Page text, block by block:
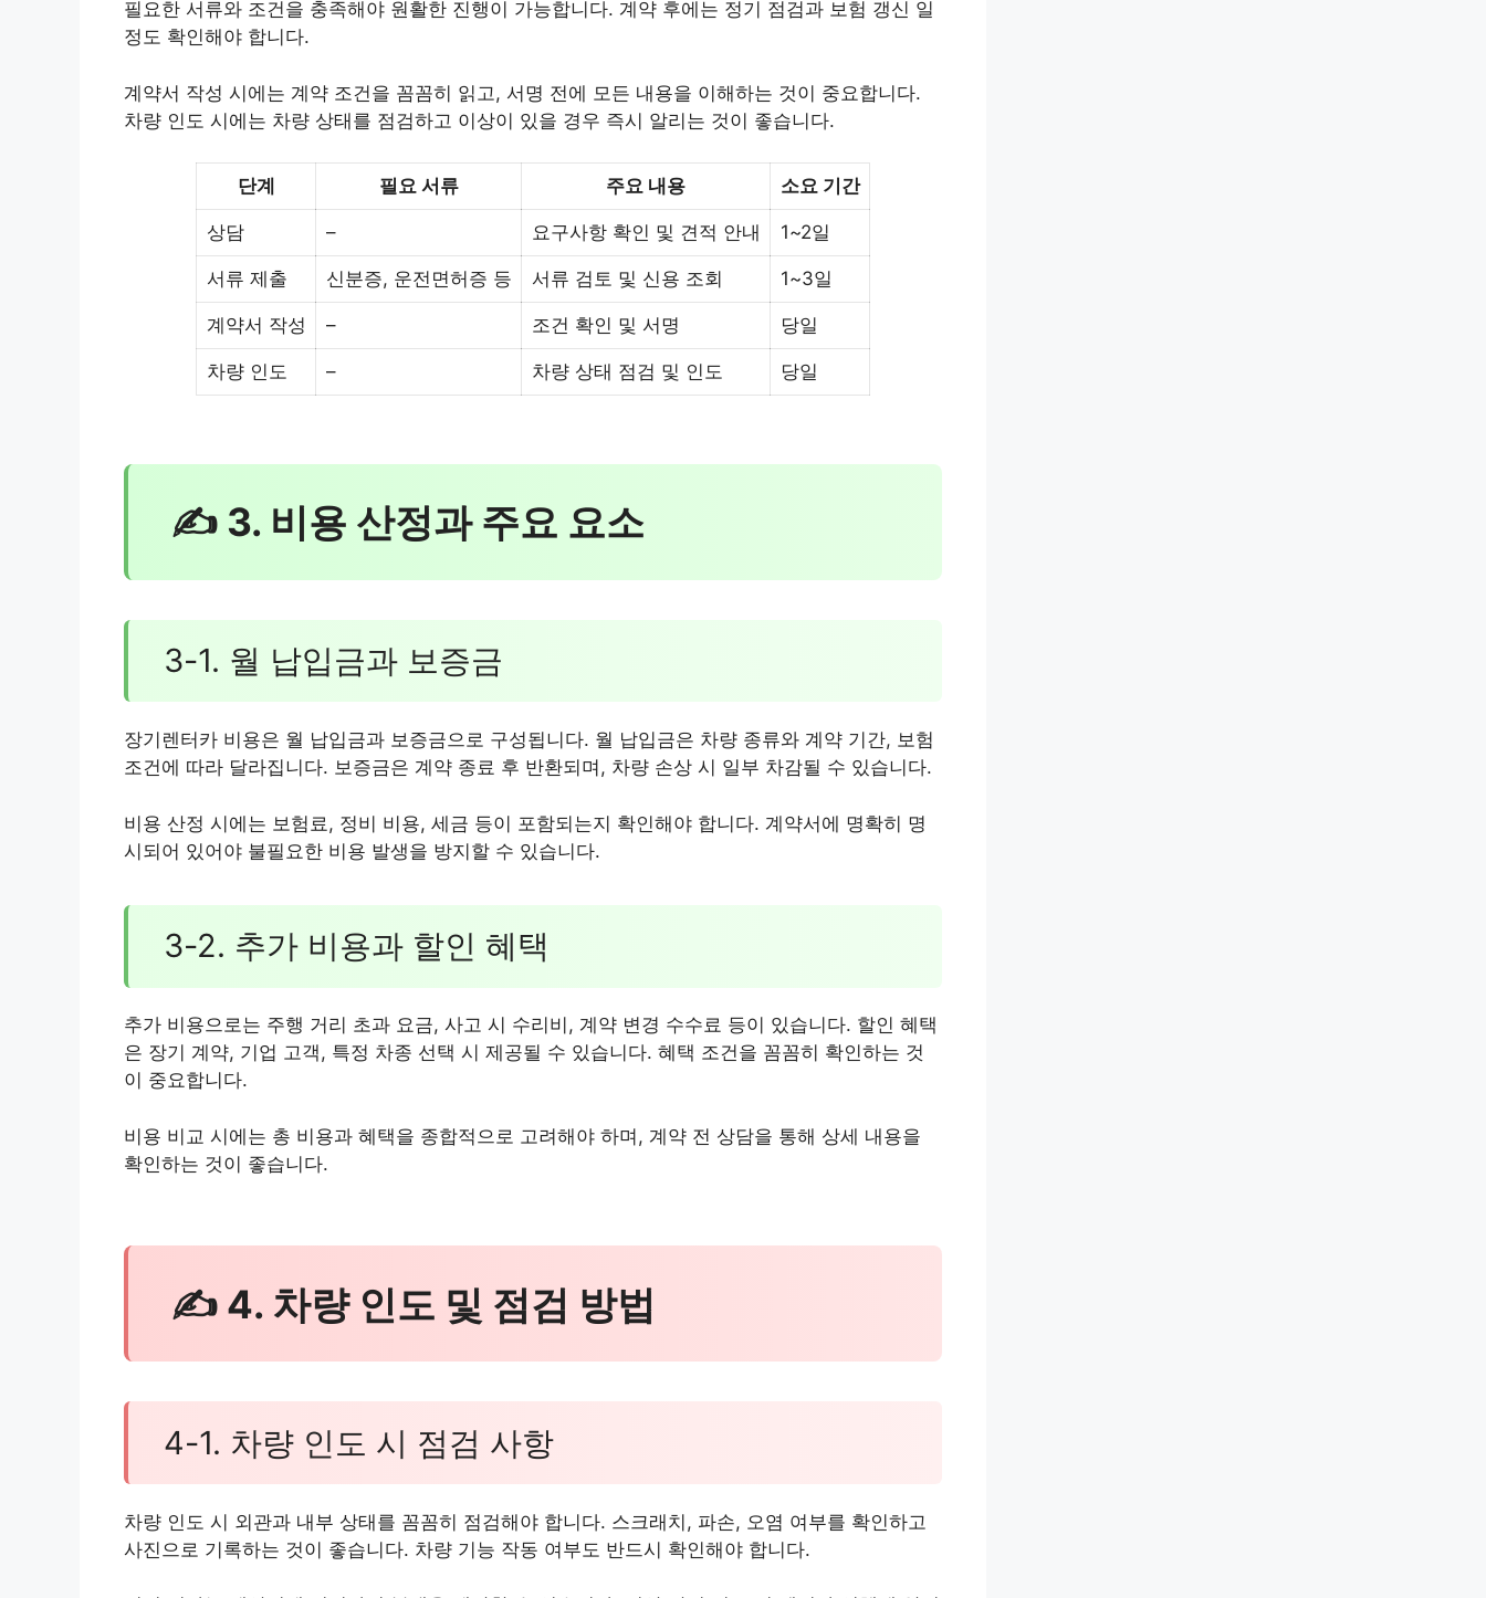
필요한 서류와 조건을 충족해야 원활한 진행이 가능합니다. 계약 후에는 정기 점검과 보험 갱신 일
정도 확인해야 합니다.
계약서 작성 시에는 계약 조건을 꼼꼼히 읽고, 서명 전에 모든 내용을 이해하는 것이 중요합니다.
차량 인도 시에는 차량 상태를 점검하고 이상이 있을 경우 즉시 알리는 것이 좋습니다.
단계 필요 서류 주요 내용 소요 기간
상담 – 요구사항 확인 및 견적 안내 1~2일
서류 제출 신분증, 운전면허증 등 서류 검토 및 신용 조회 1~3일
계약서 작성 – 조건 확인 및 서명 당일
차량 인도 – 차량 상태 점검 및 인도 당일
✍ 3. 비용 산정과 주요 요소
3-1. 월 납입금과 보증금
장기렌터카 비용은 월 납입금과 보증금으로 구성됩니다. 월 납입금은 차량 종류와 계약 기간, 보험
조건에 따라 달라집니다. 보증금은 계약 종료 후 반환되며, 차량 손상 시 일부 차감될 수 있습니다.
비용 산정 시에는 보험료, 정비 비용, 세금 등이 포함되는지 확인해야 합니다. 계약서에 명확히 명
시되어 있어야 불필요한 비용 발생을 방지할 수 있습니다.
3-2. 추가 비용과 할인 혜택
추가 비용으로는 주행 거리 초과 요금, 사고 시 수리비, 계약 변경 수수료 등이 있습니다. 할인 혜택
은 장기 계약, 기업 고객, 특정 차종 선택 시 제공될 수 있습니다. 혜택 조건을 꼼꼼히 확인하는 것
이 중요합니다.
비용 비교 시에는 총 비용과 혜택을 종합적으로 고려해야 하며, 계약 전 상담을 통해 상세 내용을
확인하는 것이 좋습니다.
✍ 4. 차량 인도 및 점검 방법
4-1. 차량 인도 시 점검 사항
차량 인도 시 외관과 내부 상태를 꼼꼼히 점검해야 합니다. 스크래치, 파손, 오염 여부를 확인하고
사진으로 기록하는 것이 좋습니다. 차량 기능 작동 여부도 반드시 확인해야 합니다.